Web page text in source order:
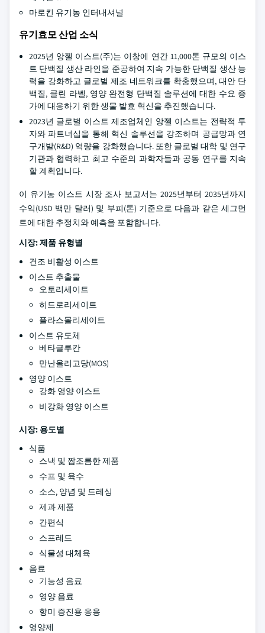
마로킨 유기농 인터내셔널
유기효모 산업 소식
2025년 앙젤 이스트(주)는 이창에 연간 11,000톤 규모의 이스
트 단백질 생산 라인을 준공하여 지속 가능한 단백질 생산 능
력을 강화하고 글로벌 제조 네트워크를 확충했으며, 대안 단
백질, 클린 라벨, 영양 완전형 단백질 솔루션에 대한 수요 증
가에 대응하기 위한 생물 발효 혁신을 추진했습니다.
2023년 글로벌 이스트 제조업체인 앙젤 이스트는 전략적 투
자와 파트너십을 통해 혁신 솔루션을 강조하며 공급망과 연
구개발(R&D) 역량을 강화했습니다. 또한 글로벌 대학 및 연구
기관과 협력하고 최고 수준의 과학자들과 공동 연구를 지속
할 계획입니다.
이 유기농 이스트 시장 조사 보고서는 2025년부터 2035년까지
수익(USD 백만 달러) 및 부피(톤) 기준으로 다음과 같은 세그먼
트에 대한 추정치와 예측을 포함합니다.
시장: 제품 유형별
건조 비활성 이스트
이스트 추출물
오토리세이트
히드로리세이트
플라스몰리세이트
이스트 유도체
베타글루칸
만난올리고당(MOS)
영양 이스트
강화 영양 이스트
비강화 영양 이스트
시장: 용도별
식품
스낵 및 짭조름한 제품
수프 및 육수
소스, 양념 및 드레싱
제과 제품
간편식
스프레드
식물성 대체육
음료
기능성 음료
영양 음료
향미 증진용 응용
영양제